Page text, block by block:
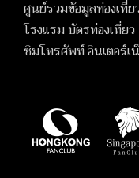
ศูนย์รวมข้อมูลท่องเที่
โรงแรม บัตรท่องเที่ยว
ซิมโทรศัพท์ อินเตอร์เ